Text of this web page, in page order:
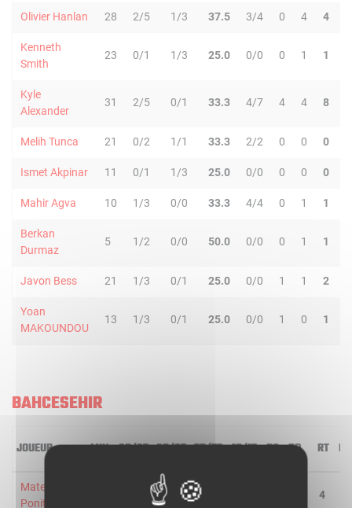
Olivier Hanlan 28 2/5 1/3 37.5 3/4 0 4 4
Kenneth
Smith
23 0/1 1/3 25.0 0/0 0 1 1
Kyle
Alexander
31 2/5 0/1 33.3 4/7 4 4 8
Melih Tunca 21 0/2 1/1 33.3 2/2 0 0 0
Ismet Akpinar 11 0/1 1/3 25.0 0/0 0 0 0
Mahir Agva 10 1/3 0/0 33.3 4/4 0 1 1
Berkan
Durmaz
5 1/2 0/0 50.0 0/0 0 1 1
Javon Bess 21 1/3 0/1 25.0 0/0 1 1 2
Yoan
MAKOUNDOU
13 1/3 0/1 25.0 0/0 1 0 1
BAHCESEHIR
JOUEUR MIN 2R/2T 3R/3T TR/TT 1R/1T RO RD RT PD
Mateusz
Ponitka
0/1 50.0 4